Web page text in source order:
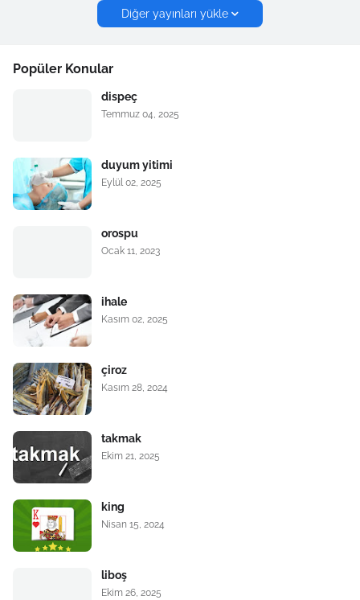
Diğer yayınları yükle
Popüler Konular
dispeç
Temmuz 04, 2025
duyum yitimi
Eylül 02, 2025
orospu
Ocak 11, 2023
ihale
Kasım 02, 2025
çiroz
Kasım 28, 2024
takmak
Ekim 21, 2025
king
Nisan 15, 2024
liboş
Ekim 26, 2025